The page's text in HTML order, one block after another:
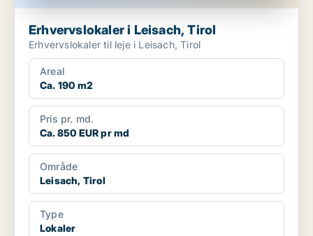
Erhvervslokaler i Leisach, Tirol
Erhvervslokaler til leje i Leisach, Tirol
Areal
Ca. 190 m2
Pris pr. md.
Ca. 850 EUR pr md
Område
Leisach, Tirol
Type
Lokaler